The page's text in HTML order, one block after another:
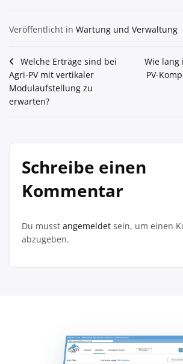
Veröffentlicht in Wartung und Verwaltung
Beitragsnavigation
Welche Erträge sind bei
Agri-PV mit vertikaler
Modulaufstellung zu
erwarten?
Wie
PV-
Schreibe einen
Kommentar
Du musst angemeldet sein, um einen
abzugeben.